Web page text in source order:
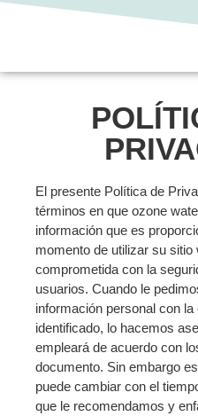
El presente Política de
términos en que ozone
información que es
momento de utilizar su
comprometida con la
usuarios. Cuando le
información personal con
identificado, lo hacemos
empleará de acuerdo con
documento. Sin embargo
puede cambiar con el
que le recomendamos y